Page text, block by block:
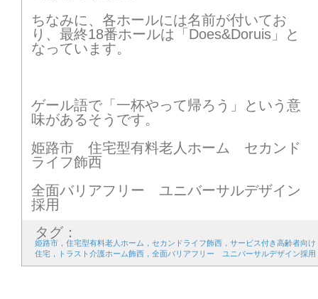
ちなみに、各ホールには名前が付いてお
り、最終18番ホールは「Does&Doruis」と
なっています。
ゲール語で「一杯やって帰ろう」という意
味があるそうです。
姫路市 住宅型有料老人ホーム セカンド
ライフ飾西
全面バリアフリー ユニバーサルデザイン
採用
タグ：
姫路市，住宅型有料老人ホーム，セカンドライフ飾西，サービス付き高齢者向け
住宅，トラスト介護ホーム飾西，全面バリアフリー ユニバーサルデザイン採用